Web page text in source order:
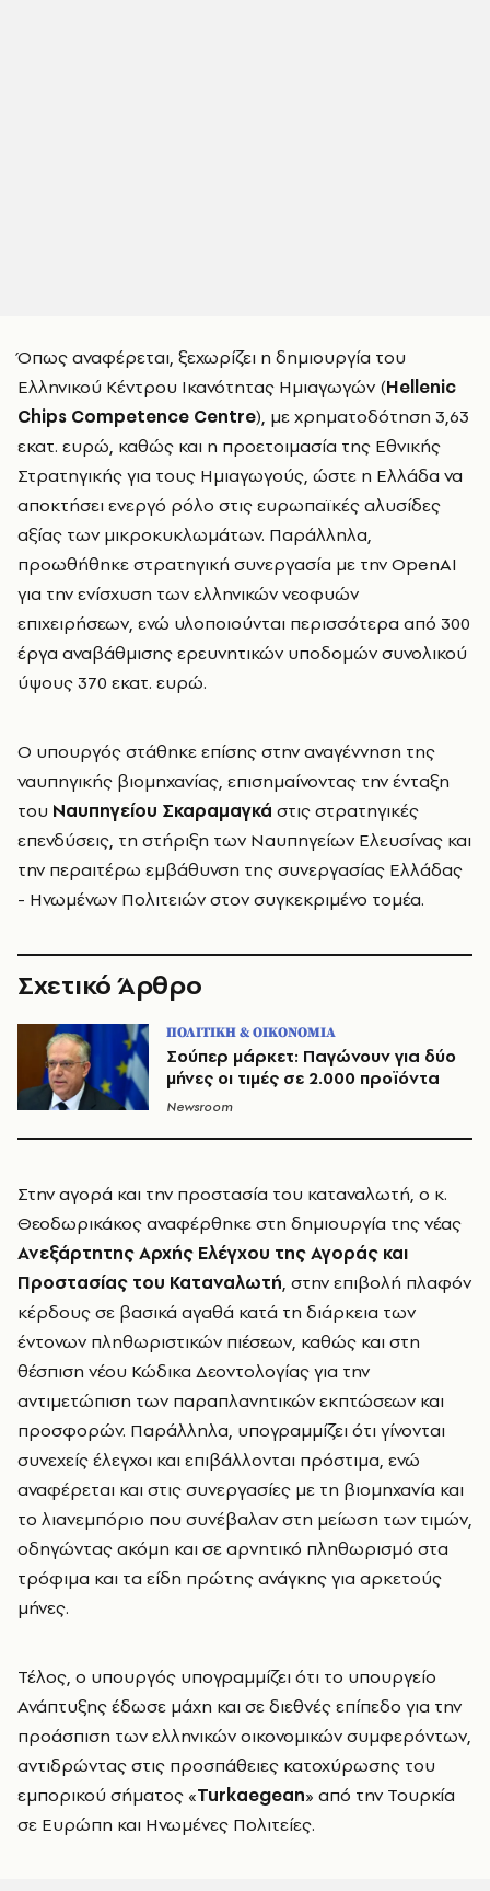
Όπως αναφέρεται, ξεχωρίζει η δημιουργία του
Ελληνικού Κέντρου Ικανότητας Ημιαγωγών (Hellenic
Chips Competence Centre), με χρηματοδότηση 3,63
εκατ. ευρώ, καθώς και η προετοιμασία της Εθνικής
Στρατηγικής για τους Ημιαγωγούς, ώστε η Ελλάδα να
αποκτήσει ενεργό ρόλο στις ευρωπαϊκές αλυσίδες
αξίας των μικροκυκλωμάτων. Παράλληλα,
προωθήθηκε στρατηγική συνεργασία με την OpenAI
για την ενίσχυση των ελληνικών νεοφυών
επιχειρήσεων, ενώ υλοποιούνται περισσότερα από 300
έργα αναβάθμισης ερευνητικών υποδομών συνολικού
ύψους 370 εκατ. ευρώ.
Ο υπουργός στάθηκε επίσης στην αναγέννηση της
ναυπηγικής βιομηχανίας, επισημαίνοντας την ένταξη
του Ναυπηγείου Σκαραμαγκά στις στρατηγικές
επενδύσεις, τη στήριξη των Ναυπηγείων Ελευσίνας και
την περαιτέρω εμβάθυνση της συνεργασίας Ελλάδας
- Ηνωμένων Πολιτειών στον συγκεκριμένο τομέα.
Σχετικό Άρθρο
ΠΟΛΙΤΙΚΗ & ΟΙΚΟΝΟΜΙΑ
Σούπερ μάρκετ: Παγώνουν για δύο
μήνες οι τιμές σε 2.000 προϊόντα
Newsroom
Στην αγορά και την προστασία του καταναλωτή, ο κ.
Θεοδωρικάκος αναφέρθηκε στη δημιουργία της νέας
Ανεξάρτητης Αρχής Ελέγχου της Αγοράς και
Προστασίας του Καταναλωτή, στην επιβολή πλαφόν
κέρδους σε βασικά αγαθά κατά τη διάρκεια των
έντονων πληθωριστικών πιέσεων, καθώς και στη
θέσπιση νέου Κώδικα Δεοντολογίας για την
αντιμετώπιση των παραπλανητικών εκπτώσεων και
προσφορών. Παράλληλα, υπογραμμίζει ότι γίνονται
συνεχείς έλεγχοι και επιβάλλονται πρόστιμα, ενώ
αναφέρεται και στις συνεργασίες με τη βιομηχανία και
το λιανεμπόριο που συνέβαλαν στη μείωση των τιμών,
οδηγώντας ακόμη και σε αρνητικό πληθωρισμό στα
τρόφιμα και τα είδη πρώτης ανάγκης για αρκετούς
μήνες.
Τέλος, ο υπουργός υπογραμμίζει ότι το υπουργείο
Ανάπτυξης έδωσε μάχη και σε διεθνές επίπεδο για την
προάσπιση των ελληνικών οικονομικών συμφερόντων,
αντιδρώντας στις προσπάθειες κατοχύρωσης του
εμπορικού σήματος «Turkaegean» από την Τουρκία
σε Ευρώπη και Ηνωμένες Πολιτείες.